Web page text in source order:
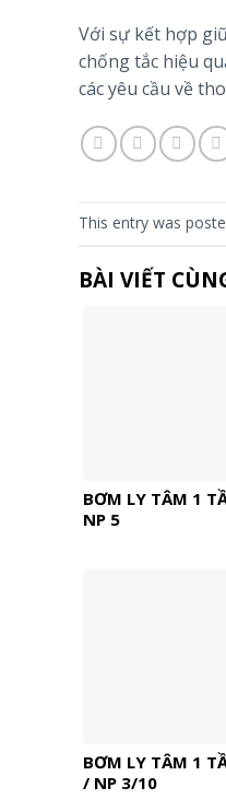
Với sự kết hợp
chống tắc hiệu
các yêu cầu về
This entry was
BÀI VIẾT
BƠM LY TÂM 1
NP 5
BƠM LY TÂM 1
/ NP 3/10